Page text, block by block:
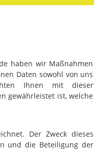
haben wir Maßnahmen
Daten sowohl von uns
Ihnen mit dieser
gewährleistet ist, welche
Der Zweck dieses
und die Beteiligung der